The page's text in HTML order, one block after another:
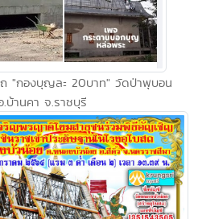
"กองบุญละ 20บาท" วัดป่าพุบอน
บ้านคา จ.ราชบุรี